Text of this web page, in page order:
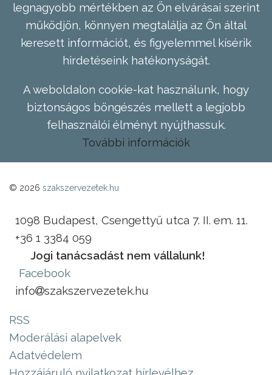
legnagyobb mértékben az Ön elvárásai szerint
működjön, könnyen megtalálja az Ön által
keresett információt, és figyelemmel kísérik
hirdetéseink hatékonyságát.
A weboldalon cookie-kat használunk, hogy
biztonságos böngészés mellett a legjobb
felhasználói élményt nyújthassuk.
További információk
© 2026 szakszervezetek.hu
1098 Budapest, Csengettyű utca 7. II. em. 11.
+36 1 3384 059
Jogi tanácsadást nem vállalunk!
Facebook
info
szakszervezetek.hu
RSS
Moderálási alapelvek
Adatvédelem